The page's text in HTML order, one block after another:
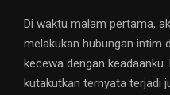
Di waktu malam pertama,
melakukan hubungan intim
kecewa dengan
kutakutkan ternyata terjadi